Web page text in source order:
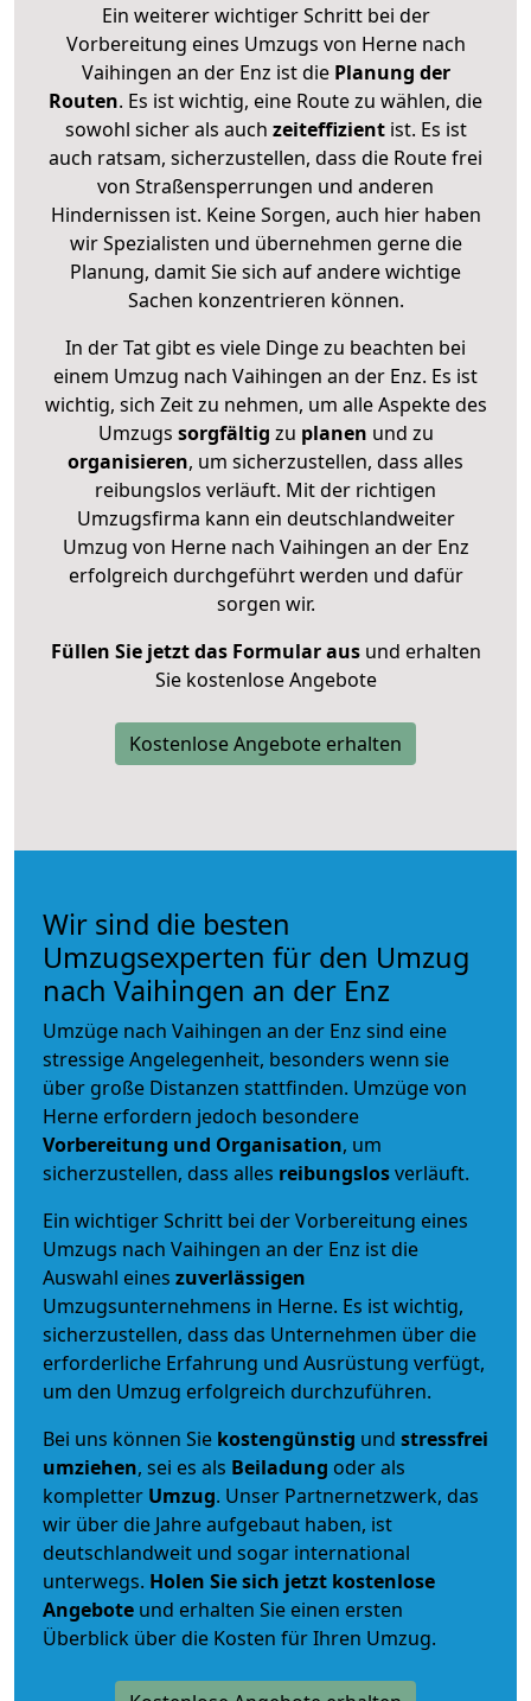
Ein weiterer wichtiger Schritt bei der
Vorbereitung eines Umzugs von Herne nach
Vaihingen an der Enz ist diePlanung der
Routen. Es ist wichtig, eine Route zu wählen, die
sowohl sicher als auch zeiteffizientist. Es ist
auch ratsam, sicherzustellen, dass die Route frei
von Straßensperrungen und anderen
Hindernissen ist. Keine Sorgen, auch hier haben
wir Spezialisten und übernehmen gerne die
Planung, damit Sie sich auf andere wichtige
Sachen konzentrieren können.
In der Tat gibt es viele Dinge zu beachten bei
einem Umzug nach Vaihingen an der Enz. Es ist
wichtig, sich Zeit zu nehmen, um alle Aspekte des
Umzugs sorgfältig zu planen und zu
organisieren, um sicherzustellen, dass alles
reibungslos verläuft. Mit der richtigen
Umzugsfirma kann ein deutschlandweiter
Umzug von Herne nach Vaihingen an der Enz
erfolgreich durchgeführt werden und dafür
sorgen wir.
Füllen Sie jetzt das Formular ausund erhalten
Sie kostenlose Angebote
Kostenlose Angebote erhalten
Wir sind die besten
Umzugsexperten für den Umzug
nach Vaihingen an der Enz
Umzüge nach Vaihingen an der Enz sind eine
stressige Angelegenheit, besonders wenn sie
über große Distanzen stattfinden. Umzüge von
Herne erfordern jedoch besondere
Vorbereitung und Organisation, um
sicherzustellen, dass alles reibungslosverläuft.
Ein wichtiger Schritt bei der Vorbereitung eines
Umzugs nach Vaihingen an der Enz ist die
Auswahl eines zuverlässigen
Umzugsunternehmens in Herne. Es ist wichtig,
sicherzustellen, dass das Unternehmen über die
erforderliche Erfahrung und Ausrüstung verfügt,
um den Umzug erfolgreich durchzuführen.
Bei uns können Sie kostengünstig und stressfrei
umziehen, sei es als Beiladung oder als
kompletter Umzug. Unser Partnernetzwerk, das
wir über die Jahre aufgebaut haben, ist
deutschlandweit und sogar international
unterwegs. Holen Sie sich jetzt kostenlose
Angebote und erhalten Sie einen ersten
Überblick über die Kosten für Ihren Umzug.